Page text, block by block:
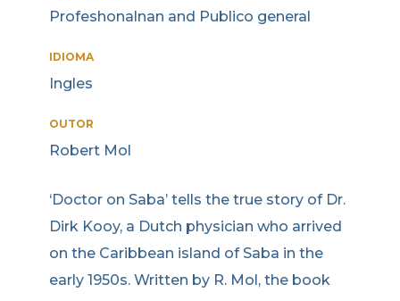
Profeshonalnan and Publico general
IDIOMA
Ingles
OUTOR
Robert Mol
‘Doctor on Saba’ tells the true story of Dr.
Dirk Kooy, a Dutch physician who arrived
on the Caribbean island of Saba in the
early 1950s. Written by R. Mol, the book